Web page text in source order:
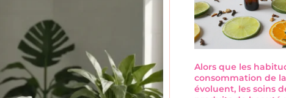
Alors que les
consommation de
évoluent, les soins